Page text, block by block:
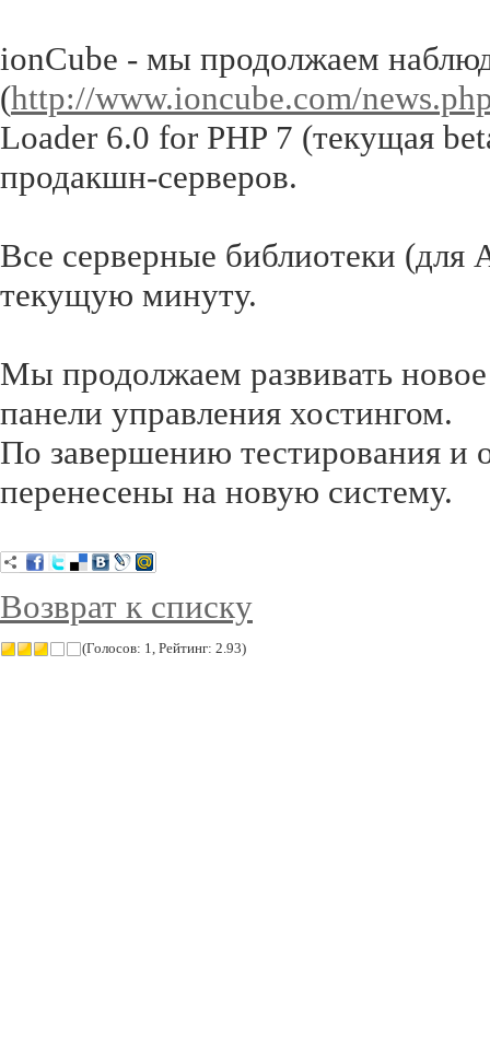
ionCube - мы продолжаем
(http://www.ioncube.com/
Loader 6.0 for PHP 7 (текущая
продакшн-серверов.
Все серверные библиотеки (для
текущую минуту.
Мы продолжаем развивать
панели управления хостингом.
По завершению тестирования и
перенесены на новую систему.
Возврат к списку
(Голосов: 1, Рейтинг: 2.93)